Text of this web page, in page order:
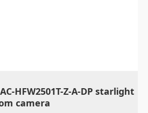
HFW2501T-Z-A-DP starlight
camera